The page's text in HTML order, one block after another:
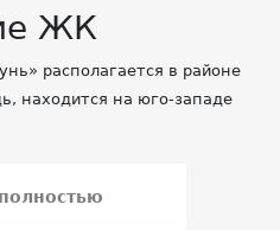
ЖК
располагается в районе
находится на юго-западе
Район расположения